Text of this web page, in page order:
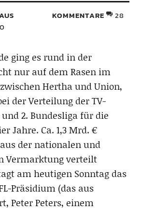
KOMMENTARE 28
ging es rund in der
nur auf dem Rasen im
Hertha und Union,
der Verteilung der TV-
und 2. Bundesliga für die
Jahre. Ca. 1,3 Mrd. €
der nationalen und
Vermarktung verteilt
am heutigen Sonntag das
Präsidium (das aus
Peter Peters, einem